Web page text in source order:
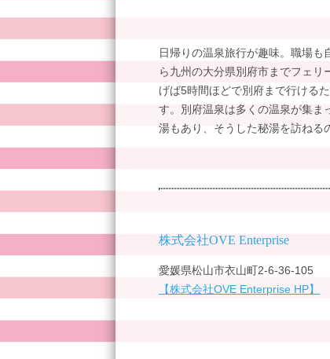
日帰りの温泉旅行が趣味。職場
ら九州の大分県別府市までフェ
げば5時間ほどで別府まで行ける
す。別府温泉は多くの温泉が集ま
湯もあり、そうした秘湯を訪ねる
株式会社OVE Enterprise
愛媛県松山市衣山町2-6-36-105
【株式会社OVE Enterprise HP】